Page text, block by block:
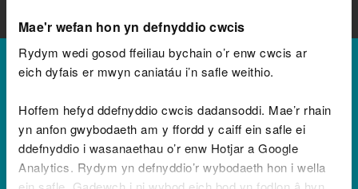
Mae'r wefan hon yn defnyddio cwcis
Rydym wedi gosod ffeiliau bychain o’r enw cwcis ar
eich dyfais er mwyn caniatáu i’n safle weithio.
Hoffem hefyd ddefnyddio cwcis dadansoddi. Mae’r rhain
yn anfon gwybodaeth am y ffordd y caiff ein safle ei
ddefnyddio i wasanaethau o’r enw Hotjar a Google
Analytics. Rydym yn defnyddio’r wybodaeth hon i wella
diogelwch.
Hafan
"Global Accessibility
Awareness Day"